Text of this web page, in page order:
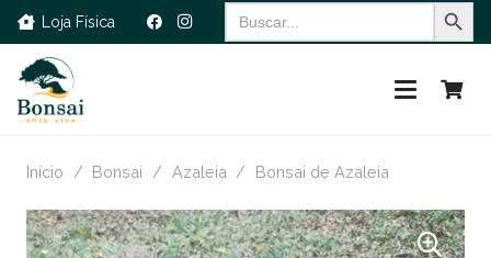
Loja Física
Search
for:
Início / Bonsai / Azaleia / Bonsai de Azaleia